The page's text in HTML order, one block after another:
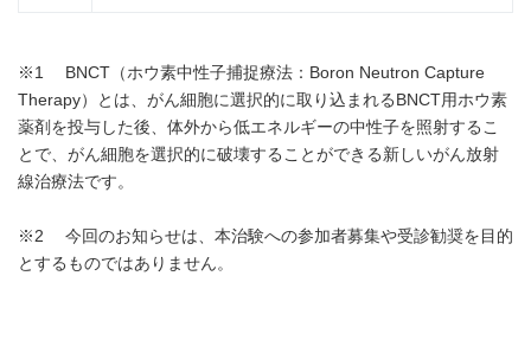
※1 BNCT（ホウ素中性子捕捉療法：Boron Neutron Capture
Therapy）とは、がん細胞に選択的に取り込まれるBNCT用ホウ素
薬剤を投与した後、体外から低エネルギーの中性子を照射するこ
とで、がん細胞を選択的に破壊することができる新しいがん放射
線治療法です。
※2 今回のお知らせは、本治験への参加者募集や受診勧奨を目的
とするものではありません。